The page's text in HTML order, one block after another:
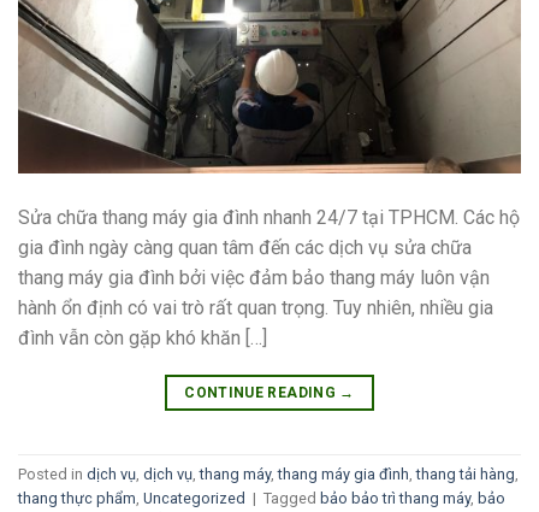
Sửa chữa thang máy gia đình nhanh 24/7 tại TPHCM. Các hộ
gia đình ngày càng quan tâm đến các dịch vụ sửa chữa
thang máy gia đình bởi việc đảm bảo thang máy luôn vận
hành ổn định có vai trò rất quan trọng. Tuy nhiên, nhiều gia
đình vẫn còn gặp khó khăn […]
CONTINUE READING →
Posted in dịch vụ, dịch vụ,thang máy,thang máy gia đình,thang tải hàng,
thang thực phẩm, Uncategorized | Tagged bảo bảo trì thang máy, bảo